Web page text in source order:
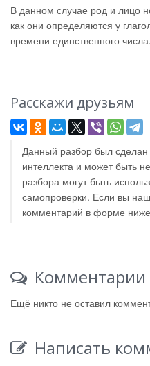
В данном случае род и лицо
как они определяются у
времени единственного числа.
Расскажи друзьям
Данный разбор был
интеллекта и может быть
разбора могут быть
самопроверки. Если вы
комментарий в форме
Комментарии
Ещё никто не оставил
Написать